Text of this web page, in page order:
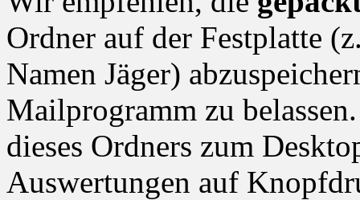
Ordner auf der Festplatte
Namen Jäger)
Mailprogramm zu
dieses Ordners zum
Auswertungen auf